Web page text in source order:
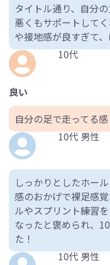
タイトル通り、自分
悪くもサポートして
や接地感が良すぎて、
10代
良い
自分の足で走ってる感
10代 男性
しっかりとしたホー
感のおかげで裸足感
ルやスプリント練習
なったと褒められ、
た！
10代 男性